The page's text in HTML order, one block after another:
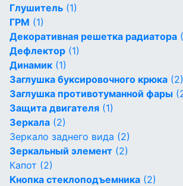
Глушитель (1)
ГРМ (1)
Декоративная решетка радиатора
Дефлектор (1)
Динамик (1)
Заглушка буксировочного крюка (2)
Заглушка противотуманной фары
Защита двигателя (1)
Зеркала (2)
Зеркало заднего вида (2)
Зеркальный элемент (2)
Капот (2)
Кнопка стеклоподъемника (2)